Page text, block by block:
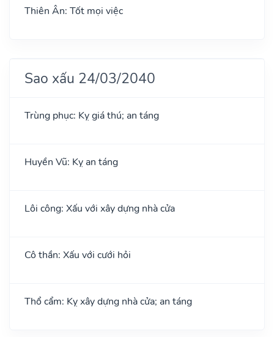
Thiên Ân: Tốt mọi việc
Sao xấu 24/03/2040
Trùng phục: Kỵ giá thú; an táng
Huyền Vũ: Kỵ an táng
Lôi công: Xấu với xây dựng nhà cửa
Cô thần: Xấu với cưới hỏi
Thổ cẩm: Kỵ xây dựng nhà cửa; an táng